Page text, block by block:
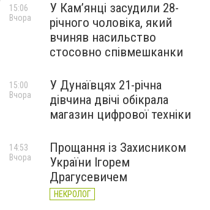
У Камʼянці засудили 28-
річного чоловіка, який
вчиняв насильство
стосовно співмешканки
15:06
Вчора
У Дунаївцях 21-річна
дівчина двічі обікрала
магазин цифрової техніки
15:00
Вчора
Прощання із Захисником
України Ігорем
Драгусевичем
НЕКРОЛОГ
14:53
Вчора